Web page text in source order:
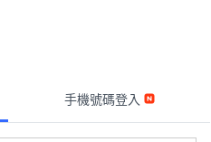
手機號碼登入